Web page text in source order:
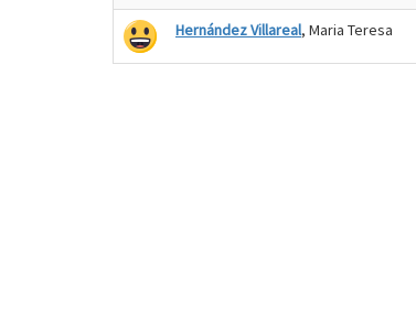
Hernández Villareal, Maria Teresa